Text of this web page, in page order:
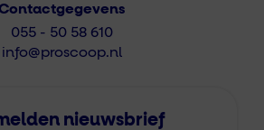
055 - 50 58 610
info@proscoop.nl
nieuwsbrief